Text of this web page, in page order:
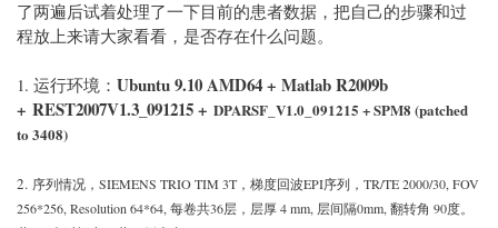
了两遍后试着处理了一下目前的患者数据，把自己的步骤和过
程放上来请大家看看，是否存在什么问题。
1. 运行环境： Ubuntu 9.10 AMD64 + Matlab R2009b
+ REST2007V1.3_091215 + DPARSF_V1.0_091215 + SPM8 (patched
to 3408)
2. 序列情况，SIEMENS TRIO TIM 3T，梯度回波EPI序列，TR/TE 2000/30, FOV
256*256, Resolution 64*64, 每卷共36层，层厚 4 mm, 层间隔0mm, 翻转角 90度。